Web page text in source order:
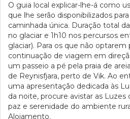
O guia local explicar-lhe-á como
que lhe serão disponibilizados
caminhada única. Duração total
no glaciar e 1h10 nos percursos
glaciar). Para os que não optarem
continuação de viagem em
um passeio a pé pela praia de
de Reynisfjara, perto de Vik. Ao
uma apresentação dedicada às
da noite, procure avistar as Luzes
paz e serenidade do ambiente
Alojamento.